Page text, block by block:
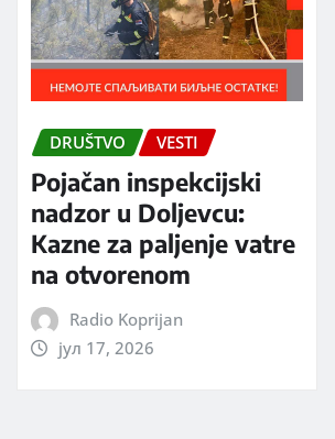
DRUŠTVO VESTI
Pojačan inspekcijski
nadzor u Doljevcu:
Kazne za paljenje vatre
na otvorenom
Radio Koprijan
јул 17, 2026